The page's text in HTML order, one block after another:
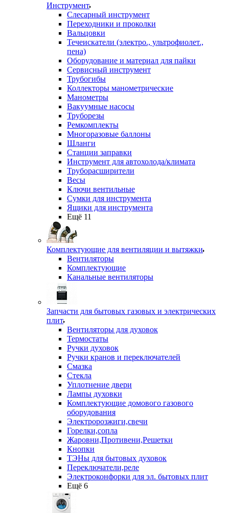
Инструмент
Слесарный инструмент
Переходники и проколки
Вальцовки
Течеискатели (электро., ультрофиолет.,
пена)
Оборудование и материал для пайки
Сервисный инструмент
Трубогибы
Коллекторы манометрические
Манометры
Вакуумные насосы
Труборезы
Ремкомплекты
Многоразовые баллоны
Шланги
Станции заправки
Инструмент для автохолода/климата
Труборасширители
Весы
Ключи вентильные
Сумки для инструмента
Ящики для инструмента
Ещё 11
Комплектующие для вентиляции и вытяжки
Вентиляторы
Комплектующие
Канальные вентиляторы
Запчасти для бытовых газовых и электрических
плит
Вентиляторы для духовок
Термостаты
Ручки духовок
Ручки кранов и переключателей
Смазка
Стекла
Уплотнение двери
Лампы духовки
Комплектующие домового газового
оборудования
Электророзжиги,свечи
Горелки,сопла
Жаровни,Противени,Решетки
Кнопки
ТЭНы для бытовых духовок
Переключатели,реле
Электроконфорки для эл. бытовых плит
Ещё 6